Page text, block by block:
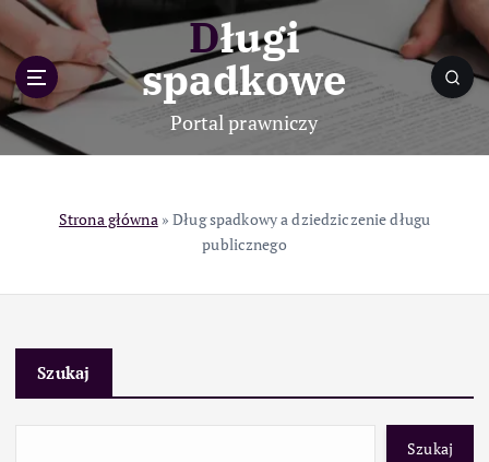
p
o
c
Długi
spadkowe
Portal prawniczy
Strona główna»Dług spadkowy a dziedziczenie długu
publicznego
Szukaj
Szukaj